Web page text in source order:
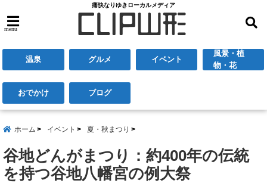
痛快なりゆきローカルメディア
menu
温泉 グルメ イベント
風景・植
物・花
おでかけ ブログ
ホーム イベント 夏・秋まつり
谷地どんがまつり：約400年の伝統
を持つ谷地八幡宮の例大祭